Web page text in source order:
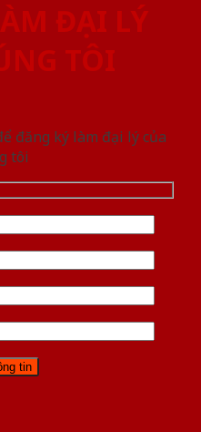
ĐẠI LÝ
TÔI
đăng ký làm đại lý của
tôi